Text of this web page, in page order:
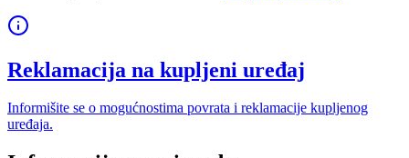
Reklamacija na kupljeni uređaj
Informišite se o mogućnostima povrata i reklamacije kupljenog
uređaja.